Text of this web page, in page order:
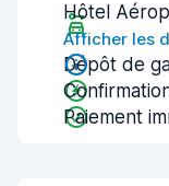
Hôtel
Afficher les
Dépôt de
Paiement